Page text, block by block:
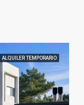
ALQUILER TEMPORARIO